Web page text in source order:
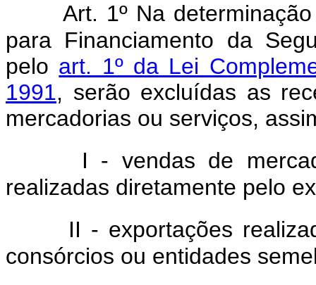
Art. 1º Na
para Financiamento da
pelo art. 1º da Lei
1991, serão excluídas as
mercadorias ou serviços,
I - vendas de
realizadas diretamente pelo
II - exportações
consórcios ou entidades